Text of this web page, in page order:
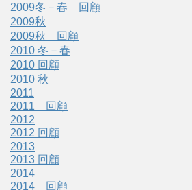
2009冬－春 回顧
2009秋
2009秋 回顧
2010 冬－春
2010 回顧
2010 秋
2011
2011 回顧
2012
2012 回顧
2013
2013 回顧
2014
2014 回顧